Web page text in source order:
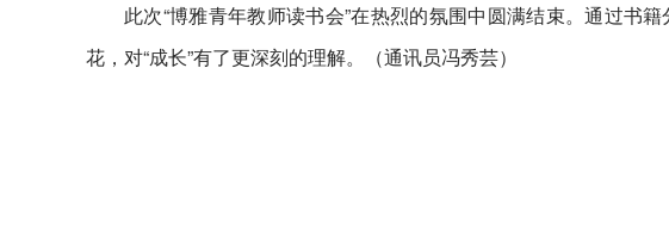
此次“博雅青年教师读书会”在热烈的氛围中圆满结束。通过书
花，对“成长”有了更深刻的理解。（通讯员冯秀芸）